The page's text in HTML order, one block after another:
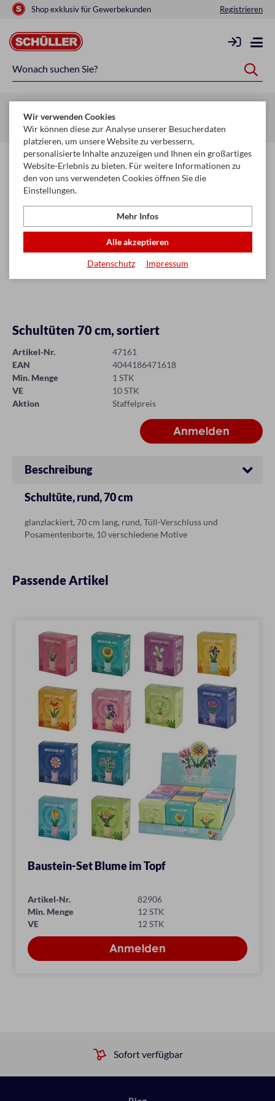
Shop exklusiv für Gewerbekunden Registrieren
Startseite Schule & Büro Schule - Diverses Schultüten
Schultüten 70 cm, sortiert
Artikel-Nr.
47161
EAN
4044186471618
Min. Menge
1 STK
VE
10 STK
Aktion
Staffelpreis
Beschreibung
Schultüte, rund, 70 cm
glanzlackiert, 70 cm lang, rund, Tüll-Verschluss und
Posamentenborte, 10 verschiedene Motive
Passende Artikel
Baustein-Set Blume im Topf
Artikel-Nr.
82906
Min. Menge
12 STK
VE
12 STK
Sofort verfügbar
Wir verwenden Cookies
Wir können diese zur Analyse unserer Besucherdaten
platzieren, um unsere Website zu verbessern,
personalisierte Inhalte anzuzeigen und Ihnen ein großartiges
Website-Erlebnis zu bieten. Für weitere Informationen zu
den von uns verwendeten Cookies öffnen Sie die
Einstellungen.
Mehr Infos
Alle akzeptieren
Datenschutz Impressum